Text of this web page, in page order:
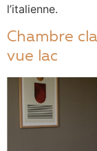
l’italienne.
Chambre
vue lac